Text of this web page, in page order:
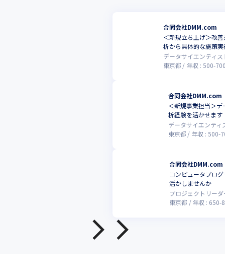
合同会社DMM.com
＜新規立ち上げ＞改
析から具体的な施策
データサイエンティス
東京都
年収 : 500-700
合同会社DMM.com
＜新規事業担当＞
析経験を活かせます
データサイエンティ
東京都
年収 : 500-
合同会社DMM.com
コンピュータプロ
活かしませんか
プロジェクトリーダ
東京都
年収 : 650-